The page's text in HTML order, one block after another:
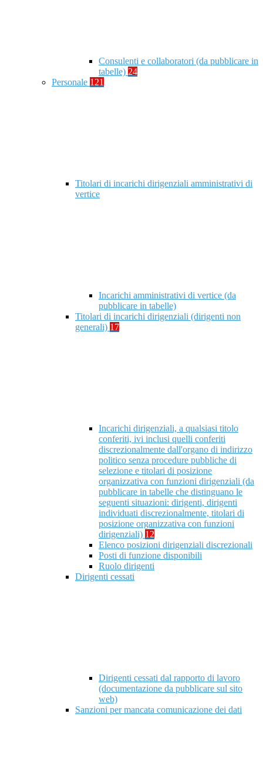
Consulenti e collaboratori (da pubblicare in
tabelle) 24
Personale 121
Titolari di incarichi dirigenziali amministrativi di
vertice
Incarichi amministrativi di vertice (da
pubblicare in tabelle)
Titolari di incarichi dirigenziali (dirigenti non
generali) 17
Incarichi dirigenziali, a qualsiasi titolo
conferiti, ivi inclusi quelli conferiti
discrezionalmente dall'organo di indirizzo
politico senza procedure pubbliche di
selezione e titolari di posizione
organizzativa con funzioni dirigenziali (da
pubblicare in tabelle che distinguano le
seguenti situazioni: dirigenti, dirigenti
individuati discrezionalmente, titolari di
posizione organizzativa con funzioni
dirigenziali) 12
Elenco posizioni dirigenziali discrezionali
Posti di funzione disponibili
Ruolo dirigenti
Dirigenti cessati
Dirigenti cessati dal rapporto di lavoro
(documentazione da pubblicare sul sito
web)
Sanzioni per mancata comunicazione dei dati